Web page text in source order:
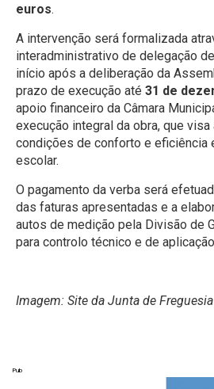
euros.
A intervenção será formalizada
interadministrativo de delegação
início após a deliberação da
prazo de execução até 31 de
apoio financeiro da Câmara
execução integral da obra, que visa
condições de conforto e eficiência
escolar.
O pagamento da verba será
das faturas apresentadas e a
autos de medição pela Divisão de
para controlo técnico e de
Imagem: Site da Junta de
Pub